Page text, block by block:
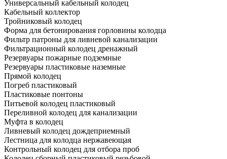
Универсальный кабельный колодец
Кабельный коллектор
Тройниковый колодец
Форма для бетонирования горловины колодца
Фильтр патроны для ливневой канализации
Фильтрационный колодец дренажный
Резервуары пожарные подземные
Резервуары пластиковые наземные
Прямой колодец
Погреб пластиковый
Пластиковые понтоны
Питьевой колодец пластиковый
Переливной колодец для канализации
Муфта в колодец
Ливневый колодец дождеприемный
Лестница для колодца нержавеющая
Контрольный колодец для отбора проб